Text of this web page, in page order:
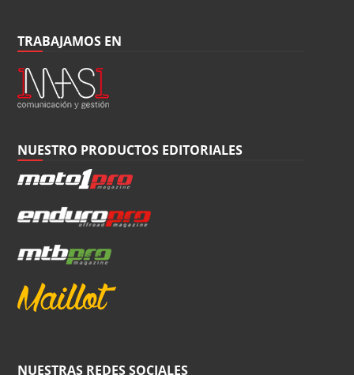
TRABAJAMOS EN
NUESTRO PRODUCTOS EDITORIALES
NUESTRAS REDES SOCIALES